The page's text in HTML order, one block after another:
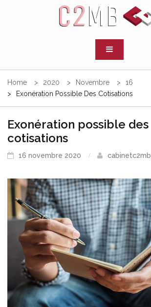
Home 2020 Novembre
16
Exonération Possible Des Cotisations
Exonération possible des
cotisations
16 novembre 2020 cabinetc2mb